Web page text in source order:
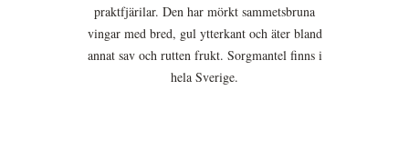
praktfjärilar. Den har mörkt sammetsbruna
vingar med bred, gul ytterkant och äter bland
annat sav och rutten frukt. Sorgmantel finns i
hela Sverige.